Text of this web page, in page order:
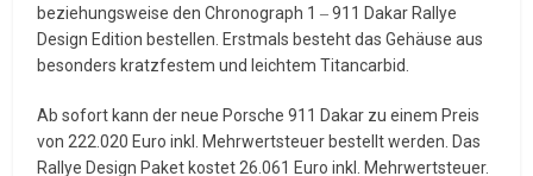
beziehungsweise den Chronograph 1 ‒ 911 Dakar Rallye
Design Edition bestellen. Erstmals besteht das Gehäuse aus
besonders kratzfestem und leichtem Titancarbid.
Ab sofort kann der neue Porsche 911 Dakar zu einem Preis
von 222.020 Euro inkl. Mehrwertsteuer bestellt werden. Das
Rallye Design Paket kostet 26.061 Euro inkl. Mehrwertsteuer.